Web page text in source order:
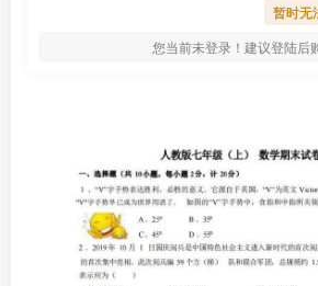
暂时无
您当前未登录！建议登陆后